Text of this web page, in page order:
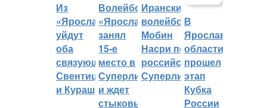
Из
«Ярославича»
уйдут
оба
связующих:
Свентицкис
и Кураш
Волейбольный
«Ярославич»
занял
15-е
место в
Суперлиге
и ждет
стыковых
Иранский
волейболист
Мобин
Насри покинет
российскую
Суперлигу
В
Ярославской
области
прошел
этап
Кубка
России